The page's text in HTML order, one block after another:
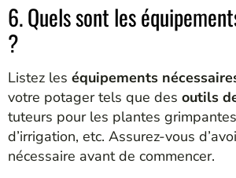
6. Quels sont les
?
Listez les équipements
votre potager tels que des outils
tuteurs pour les plantes
d’irrigation, etc. Assurez-vous
nécessaire avant de commencer.